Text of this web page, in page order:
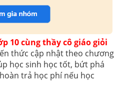
10 cùng thầy cô giáo giỏi
thức cập nhật theo chương
học sinh học tốt, bứt phá
trả học phí nếu học